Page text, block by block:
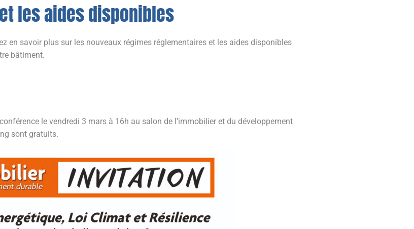
les aides disponibles
en savoir plus sur les nouveaux régimes réglementaires et les aides disponibles
bâtiment.
le vendredi 3 mars à 16h au salon de l’immobilier et du développement
sont gratuits.